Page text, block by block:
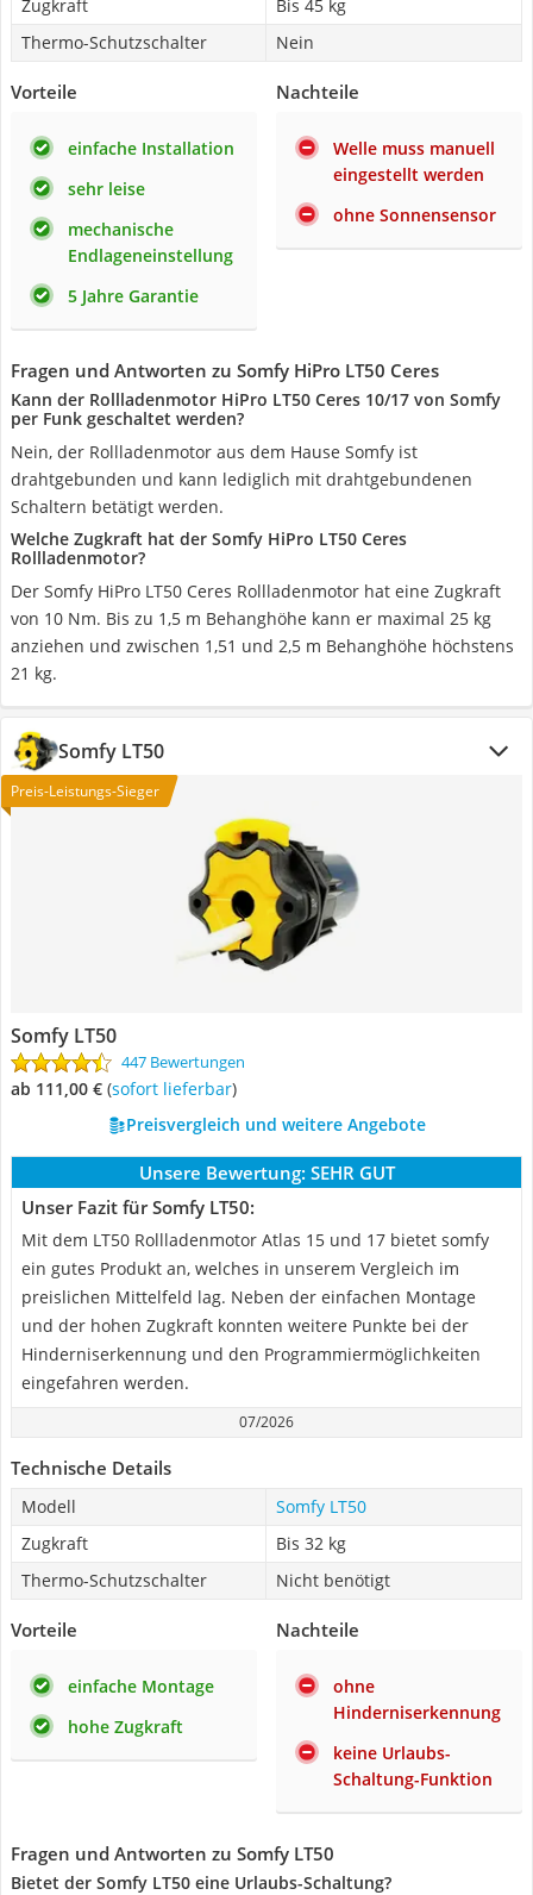
Zugkraft
Bis 45 kg
Thermo-Schutzschalter
Nein
Vorteile
einfache Installation
sehr leise
mechanische
Endlageneinstellung
5 Jahre Garantie
Nachteile
Welle muss manuell
eingestellt werden
ohne Sonnensensor
Fragen und Antworten zu Somfy HiPro LT50 Ceres
Kann der Rollladenmotor HiPro LT50 Ceres 10/17 von Somfy
per Funk geschaltet werden?
Nein, der Rollladenmotor aus dem Hause Somfy ist
drahtgebunden und kann lediglich mit drahtgebundenen
Schaltern betätigt werden.
Welche Zugkraft hat der Somfy HiPro LT50 Ceres
Rollladenmotor?
Der Somfy HiPro LT50 Ceres Rollladenmotor hat eine Zugkraft
von 10 Nm. Bis zu 1,5 m Behanghöhe kann er maximal 25 kg
anziehen und zwischen 1,51 und 2,5 m Behanghöhe höchstens
21 kg.
Somfy LT50
Preis-Leistungs-Sieger
Somfy LT50
447 Bewertungen
ab 111,00 € ( Sofort lieferbar)
Preisvergleich und weitere Angebote
Unsere Bewertung: SEHR GUT
Unser Fazit für Somfy LT50:
Mit dem LT50 Rollladenmotor Atlas 15 und 17 bietet somfy
ein gutes Produkt an, welches in unserem Vergleich im
preislichen Mittelfeld lag. Neben der einfachen Montage
und der hohen Zugkraft konnten weitere Punkte bei der
Hinderniserkennung und den Programmiermöglichkeiten
eingefahren werden.
07/2026
Technische Details
Modell
Somfy LT50
Zugkraft
Bis 32 kg
Thermo-Schutzschalter
Nicht benötigt
Vorteile
einfache Montage
hohe Zugkraft
Nachteile
ohne
Hinderniserkennung
keine Urlaubs-
Schaltung-Funktion
Fragen und Antworten zu Somfy LT50
Bietet der Somfy LT50 eine Urlaubs-Schaltung?